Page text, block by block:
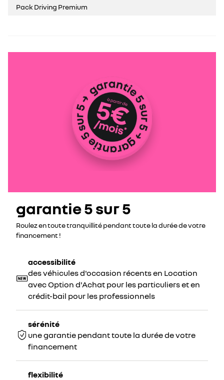
Pack Driving Premium
garantie 5 sur 5
Roulez en toute tranquillité pendant toute la durée de votre
financement !
accessibilité
des véhicules d'occasion récents en Location
avec Option d'Achat pour les particuliers et en
crédit-bail pour les professionnels
sérénité
une garantie pendant toute la durée de votre
financement
flexibilité